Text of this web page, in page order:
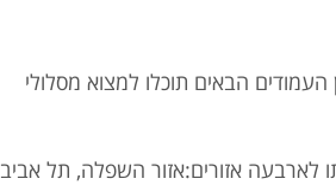
העמודים הבאים תוכלו למצוא מסלולי
לארבעה אזורים:אזור השפלה, תל אביב